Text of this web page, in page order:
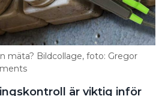
vilket är synd, säger Christer
el hos Svenska mässan i
”säkringsbotten” är
toppen eller botten på själva
någon annan del? Det är
mäta? Bildcollage, foto: Gregor
är viktig inför